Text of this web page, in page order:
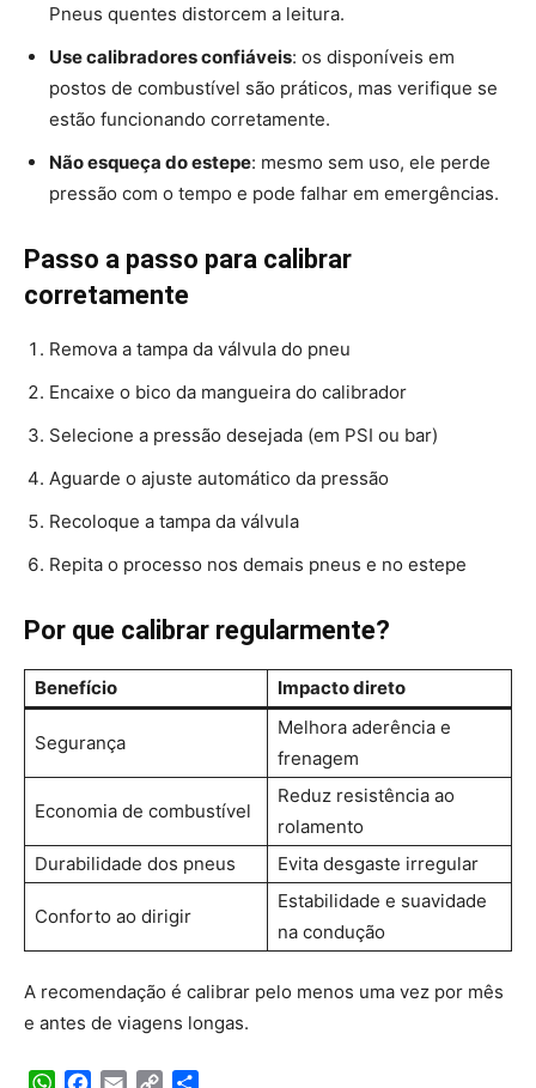
Pneus quentes distorcem a leitura.
Use calibradores confiáveis: os disponíveis em
postos de combustível são práticos, mas verifique se
estão funcionando corretamente.
Não esqueça do estepe: mesmo sem uso, ele perde
pressão com o tempo e pode falhar em emergências.
Passo a passo para calibrar
corretamente
Remova a tampa da válvula do pneu
Encaixe o bico da mangueira do calibrador
Selecione a pressão desejada (em PSI ou bar)
Aguarde o ajuste automático da pressão
Recoloque a tampa da válvula
Repita o processo nos demais pneus e no estepe
Por que calibrar regularmente?
Benefício Impacto direto
Segurança
Melhora aderência e
frenagem
Economia de combustível
Reduz resistência ao
rolamento
Durabilidade dos pneus
Evita desgaste irregular
Conforto ao dirigir
Estabilidade e suavidade
na condução
A recomendação é calibrar pelo menos uma vez por mês
e antes de viagens longas.
WhatsApp
Facebook
Email Copy